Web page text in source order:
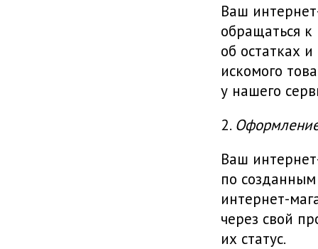
Ваш
обращаться
об остатках
искомого
у нашего
2.
Ваш
по
интернет-
через свой
их статус.